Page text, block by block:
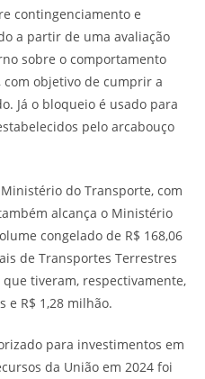
contingenciamento e
a partir de uma avaliação
sobre o comportamento
com objetivo de cumprir a
Já o bloqueio é usado para
pelo arcabouço
do Transporte, com
alcança o Ministério
congelado de R$ 168,06
de Transportes Terrestres
tiveram, respectivamente,
e R$ 1,28 milhão.
para investimentos em
da União em 2024 foi